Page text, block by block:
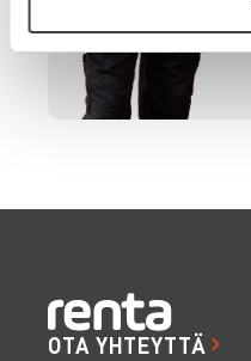
OTA YHTEYTTÄ